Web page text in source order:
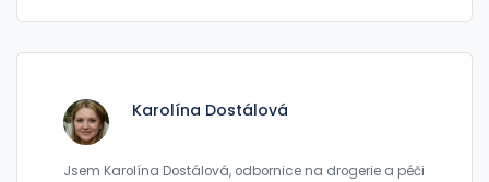
Karolína Dostálová
Jsem Karolína Dostálová, odbornice na drogerie a péči